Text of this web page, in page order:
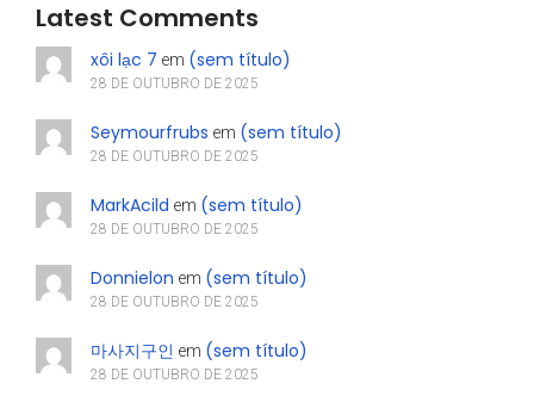
Latest Comments
xôi lạc 7 em (sem título)
28 DE OUTUBRO DE 2025
Seymourfrubs em (sem título)
28 DE OUTUBRO DE 2025
MarkAcild em (sem título)
28 DE OUTUBRO DE 2025
Donnielon em (sem título)
28 DE OUTUBRO DE 2025
마사지구인 em (sem título)
28 DE OUTUBRO DE 2025